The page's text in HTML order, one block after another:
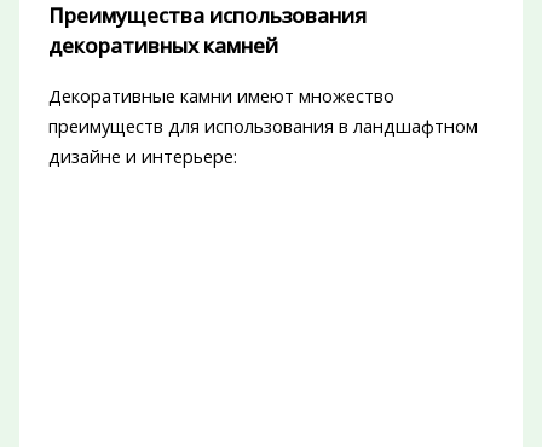
Преимущества использования
декоративных камней
Декоративные камни имеют множество
преимуществ для использования в ландшафтном
дизайне и интерьере: